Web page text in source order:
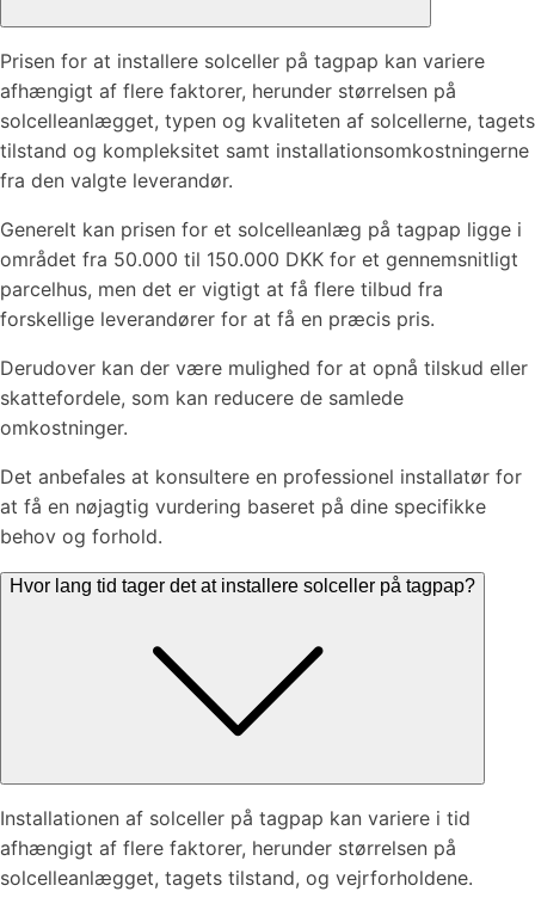
Prisen for at installere solceller på tagpap kan variere
afhængigt af flere faktorer, herunder størrelsen på
solcelleanlægget, typen og kvaliteten af solcellerne, tagets
tilstand og kompleksitet samt installationsomkostningerne
fra den valgte leverandør.
Generelt kan prisen for et solcelleanlæg på tagpap ligge i
området fra 50.000 til 150.000 DKK for et gennemsnitligt
parcelhus, men det er vigtigt at få flere tilbud fra
forskellige leverandører for at få en præcis pris.
Derudover kan der være mulighed for at opnå tilskud eller
skattefordele, som kan reducere de samlede
omkostninger.
Det anbefales at konsultere en professionel installatør for
at få en nøjagtig vurdering baseret på dine specifikke
behov og forhold.
Hvor lang tid tager det at installere solceller på tagpap?
Installationen af solceller på tagpap kan variere i tid
afhængigt af flere faktorer, herunder størrelsen på
solcelleanlægget, tagets tilstand, og vejrforholdene.